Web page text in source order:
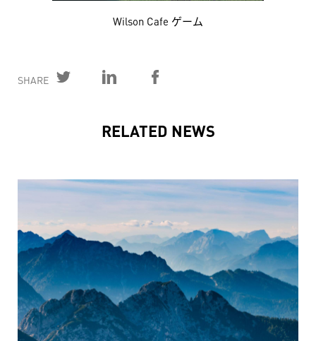
Wilson Cafe ゲーム
SHARE
RELATED NEWS